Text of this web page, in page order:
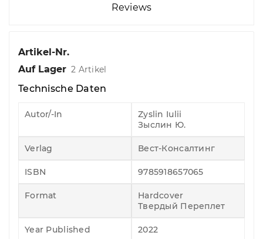
Reviews
Artikel-Nr.
Auf Lager 2 Artikel
Technische Daten
Autor/-In
Zyslin Iulii
Зыслин Ю.
Verlag Вест-Консалтинг
ISBN 9785918657065
Format
Hardcover
Твердый Переплет
Year Published 2022